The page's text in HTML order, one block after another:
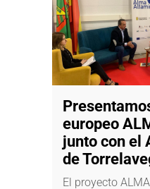
europeo
junto con el
de
El proyecto